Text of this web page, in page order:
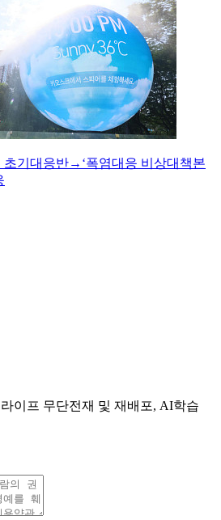
초기대응반→‘폭염대응 비상대책본
이프 무단전재 및 재배포, AI학습